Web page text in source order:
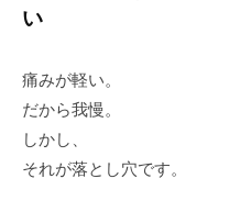
い
痛みが軽い。
だから我慢。
しかし、
それが落とし穴です。